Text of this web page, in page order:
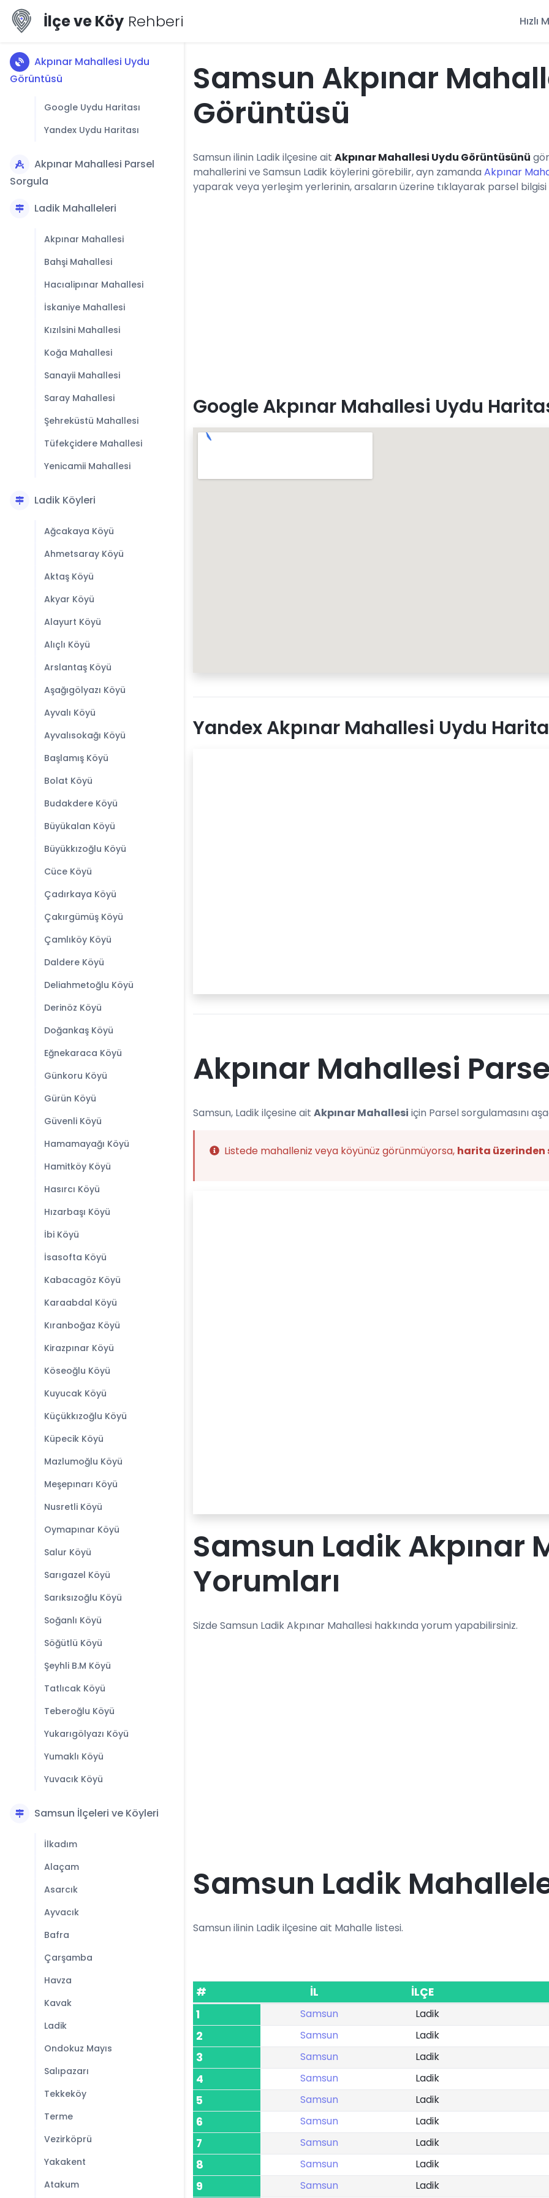
İlçe ve Köy Rehberi Hızlı
Akpınar Mahallesi Uydu
Görüntüsü
Google Uydu Haritası
Yandex Uydu Haritası
Akpınar Mahallesi Parsel
Sorgula
Ladik Mahalleleri
Akpınar Mahallesi
Bahşi Mahallesi
Hacıalipınar Mahallesi
İskaniye Mahallesi
Kızılsini Mahallesi
Koğa Mahallesi
Sanayii Mahallesi
Saray Mahallesi
Şehreküstü Mahallesi
Tüfekçidere Mahallesi
Yenicamii Mahallesi
Ladik Köyleri
Ağcakaya Köyü
Ahmetsaray Köyü
Aktaş Köyü
Akyar Köyü
Alayurt Köyü
Alıçlı Köyü
Arslantaş Köyü
Aşağıgölyazı Köyü
Ayvalı Köyü
Ayvalısokağı Köyü
Başlamış Köyü
Bolat Köyü
Budakdere Köyü
Büyükalan Köyü
Büyükkızoğlu Köyü
Cüce Köyü
Çadırkaya Köyü
Çakırgümüş Köyü
Çamlıköy Köyü
Daldere Köyü
Deliahmetoğlu Köyü
Derinöz Köyü
Doğankaş Köyü
Eğnekaraca Köyü
Günkoru Köyü
Gürün Köyü
Güvenli Köyü
Hamamayağı Köyü
Hamitköy Köyü
Hasırcı Köyü
Hızarbaşı Köyü
İbi Köyü
İsasofta Köyü
Kabacagöz Köyü
Karaabdal Köyü
Kıranboğaz Köyü
Kirazpınar Köyü
Köseoğlu Köyü
Kuyucak Köyü
Küçükkızoğlu Köyü
Küpecik Köyü
Mazlumoğlu Köyü
Meşepınarı Köyü
Nusretli Köyü
Oymapınar Köyü
Salur Köyü
Sarıgazel Köyü
Sarıksızoğlu Köyü
Soğanlı Köyü
Söğütlü Köyü
Şeyhli B.M Köyü
Tatlıcak Köyü
Teberoğlu Köyü
Yukarıgölyazı Köyü
Yumaklı Köyü
Yuvacık Köyü
Samsun İlçeleri ve Köyleri
İlkadım
Alaçam
Asarcık
Ayvacık
Bafra
Çarşamba
Havza
Kavak
Ladik
Ondokuz Mayıs
Salıpazarı
Tekkeköy
Terme
Vezirköprü
Yakakent
Atakum
Samsun Akpınar
Görüntüsü
Samsun ilinin Ladik ilçesine ait Akpınar Mahallesi Uydu Görüntüsünü
mahallerini ve Samsun Ladik köylerini görebilir, ayn zamanda Akpınar
yaparak veya yerleşim yerlerinin, arsaların üzerine tıklayarak parsel
Google Akpınar Mahallesi Uydu
Yandex Akpınar Mahallesi Uydu
Akpınar Mahallesi
Samsun, Ladik ilçesine ait Akpınar Mahallesi için Parsel sorgulamasını
Listede mahalleniz veya köyünüz görünmüyorsa, harita üzerinden
Samsun Ladik Akpınar
Yorumları
Sizde Samsun Ladik Akpınar Mahallesi hakkında yorum yapabilirsiniz.
Samsun Ladik
Samsun ilinin Ladik ilçesine ait Mahalle listesi.
# İL
İLÇE
1
Samsun Ladik
2 Samsun Ladik
3 Samsun Ladik
4 Samsun Ladik
5 Samsun Ladik
6 Samsun Ladik
7 Samsun Ladik
8 Samsun Ladik
9 Samsun Ladik